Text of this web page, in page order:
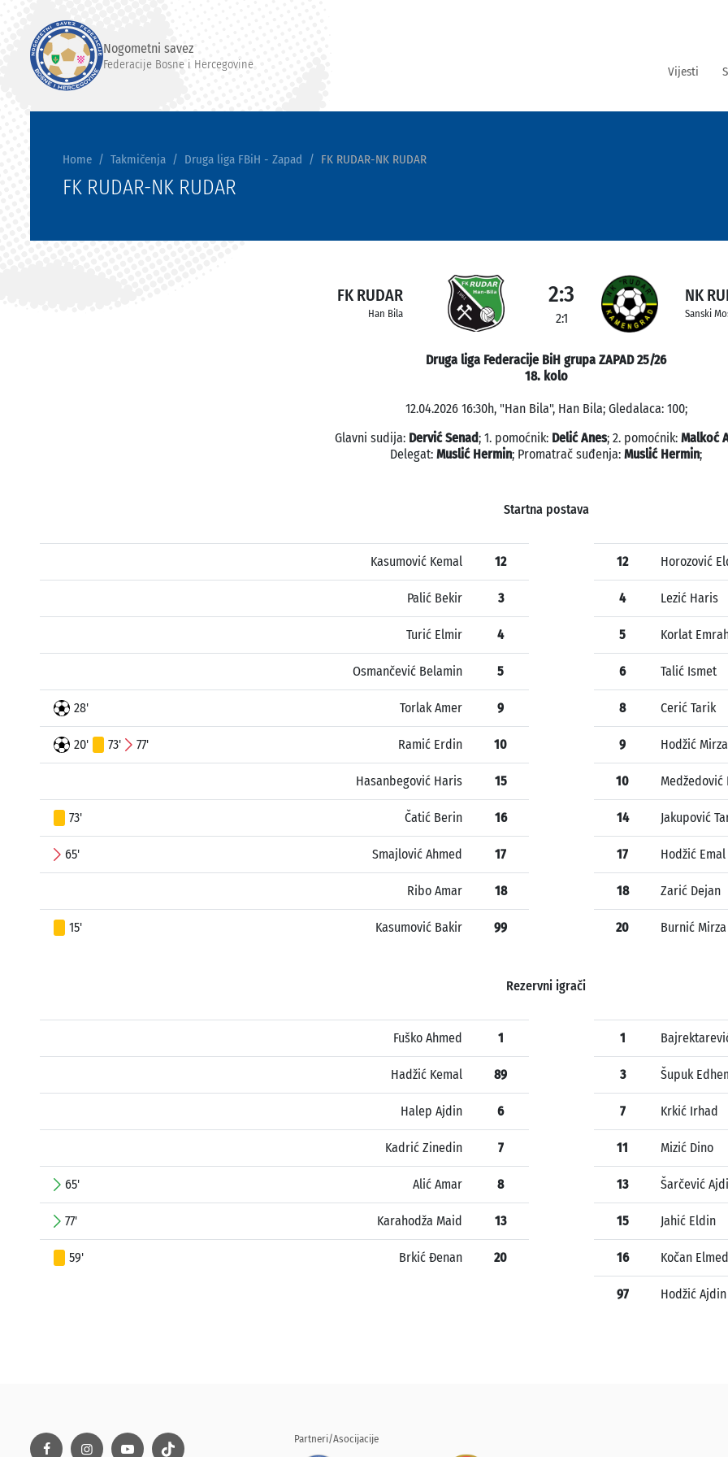
Nogometni savez
Federacije Bosne i Hercegovine Vijesti
Home Takmičenja Druga liga FBiH - Zapad FK RUDAR-NK RUDAR
FK RUDAR-NK RUDAR
FK RUDAR
Han Bila
2:3
2:1
NK
Sanski
Druga liga Federacije BiH grupa ZAPAD 25/26
18. kolo
12.04.2026 16:30h, "Han Bila", Han Bila; Gledalaca: 100;
Glavni sudija: Dervić Senad; 1. pomoćnik: Delić Anes; 2. pomoćnik: Malkoć
Delegat: Muslić Hermin; Promatrač suđenja: Muslić Hermin;
Startna postava
Kasumović Kemal 12
Palić Bekir 3
Turić Elmir 4
Osmančević Belamin 5
28' Torlak Amer 9
20' 73' 77' Ramić Erdin 10
Hasanbegović Haris 15
73' Čatić Berin 16
65' Smajlović Ahmed 17
Ribo Amar 18
15' Kasumović Bakir 99
12 Horozović
4 Lezić Haris
5 Korlat
6 Talić Ismet
8 Cerić Tarik
9 Hodžić Mirza
10 Medžedović
14 Jakupović
17 Hodžić Emal
18 Zarić Dejan
20 Burnić Mirza
Rezervni igrači
Fuško Ahmed 1
Hadžić Kemal 89
Halep Ajdin 6
Kadrić Zinedin 7
65' Alić Amar 8
77' Karahodža Maid 13
59' Brkić Đenan 20
1
3 Šupuk
7 Krkić Irhad
11 Mizić Dino
13 Šarčević
15 Jahić Eldin
16 Kočan
97 Hodžić Ajdin
Partneri/Asocijacije